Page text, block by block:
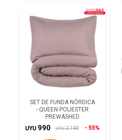
SET DE FUNDA NÓRDICA
- QUEEN POLIESTER
PREWASHED
UYU 990 UYU 2.190 55%